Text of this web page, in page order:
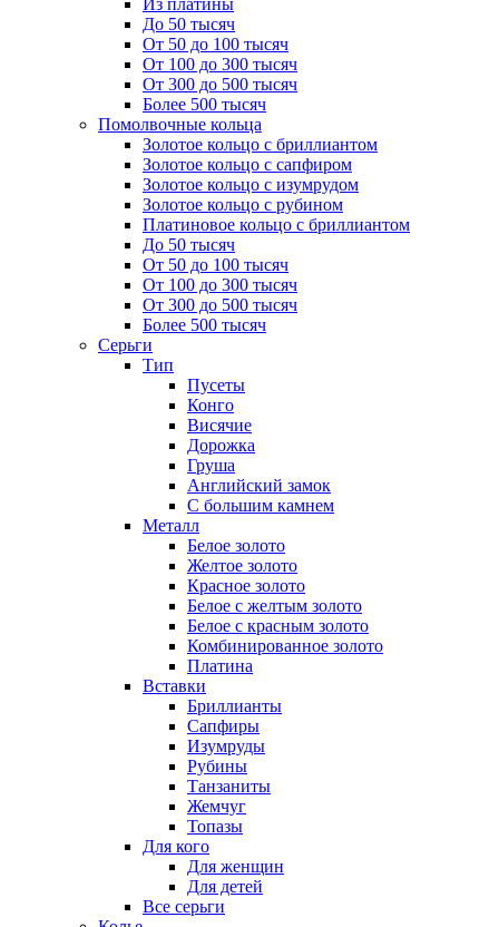
Из платины
До 50 тысяч
От 50 до 100 тысяч
От 100 до 300 тысяч
От 300 до 500 тысяч
Более 500 тысяч
Помолвочные кольца
Золотое кольцо с бриллиантом
Золотое кольцо с сапфиром
Золотое кольцо с изумрудом
Золотое кольцо с рубином
Платиновое кольцо с бриллиантом
До 50 тысяч
От 50 до 100 тысяч
От 100 до 300 тысяч
От 300 до 500 тысяч
Более 500 тысяч
Серьги
Тип
Пусеты
Конго
Висячие
Дорожка
Груша
Английский замок
С большим камнем
Металл
Белое золото
Желтое золото
Красное золото
Белое с желтым золото
Белое с красным золото
Комбинированное золото
Платина
Вставки
Бриллианты
Сапфиры
Изумруды
Рубины
Танзаниты
Жемчуг
Топазы
Для кого
Для женщин
Для детей
Все серьги